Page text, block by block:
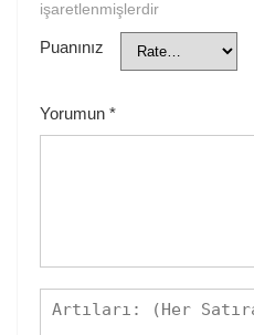
işaretlenmişlerdir
Puanınız
Yorumun *